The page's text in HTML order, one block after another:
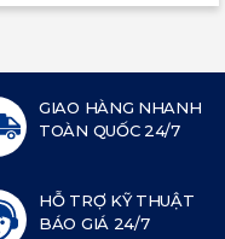
GIAO HÀNG NHANH
TOÀN QUỐC 24/7
HỖ TRỢ KỸ THUẬT
BÁO GIÁ 24/7